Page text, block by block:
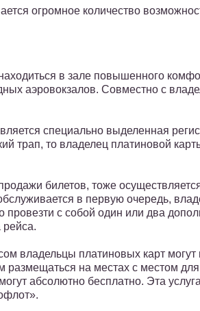
огромное количество
в зале повышенного
аэровокзалов. Совместно с
специально выделенная
трап, то владелец платиновой
билетов, тоже
в первую очередь,
провезти с собой один или два
рейса.
владельцы платиновых карт
размещаться на местах с местом
абсолютно бесплатно. Эта